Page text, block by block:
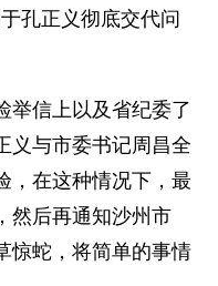
孔正义彻底交代问
举信上以及省纪委了
义与市委书记周昌全
，在这种情况下，最
然后再通知沙州市
惊蛇，将简单的事情